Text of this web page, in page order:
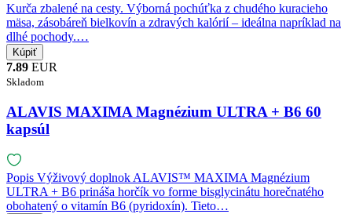
Kurča zbalené na cesty. Výborná pochúťka z chudého kuracieho
mäsa, zásobáreň bielkovín a zdravých kalórií – ideálna napríklad na
dlhé pochody.…
7.89 EUR
Skladom
ALAVIS MAXIMA Magnézium ULTRA + B6 60
kapsúl
Popis Výživový doplnok ALAVIS™ MAXIMA Magnézium
ULTRA + B6 prináša horčík vo forme bisglycinátu horečnatého
obohatený o vitamín B6 (pyridoxín). Tieto…